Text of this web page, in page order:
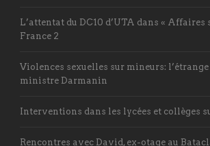
L’attentat du DC10 d’UTA dans « Affaires
France 2
Violences sexuelles sur mineurs: l’étrange
ministre Darmanin
Interventions dans les lycées et collèges
Rencontres avec David, ex-otage au